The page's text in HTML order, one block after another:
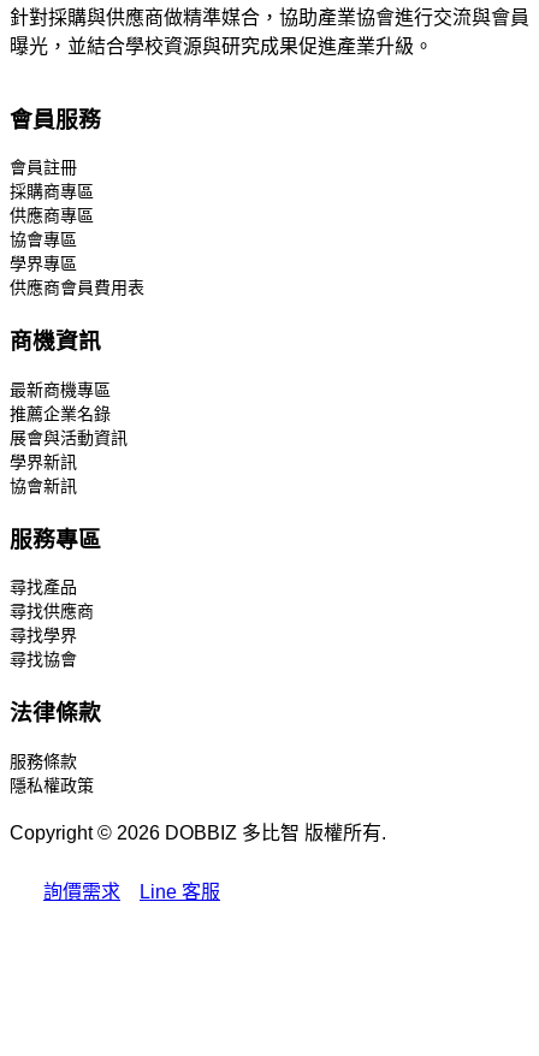
針對採購與供應商做精準媒合，協助產業協會進行交流與會員
曝光，並結合學校資源與研究成果促進產業升級。
會員服務
會員註冊
採購商專區
供應商專區
協會專區
學界專區
供應商會員費用表
商機資訊
最新商機專區
推薦企業名錄
展會與活動資訊
學界新訊
協會新訊
服務專區
尋找產品
尋找供應商
尋找學界
尋找協會
法律條款
服務條款
隱私權政策
Copyright © 2026 DOBBIZ 多比智 版權所有.
詢價需求 Line 客服